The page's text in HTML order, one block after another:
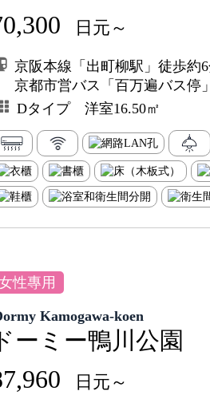
日元～
京阪本線「出町柳駅」徒歩約
京都市営バス「百万遍バス停
Dタイプ 洋室16.50㎡
性專用
Kamogawa-koen
ーミー鴨川公園
日元～